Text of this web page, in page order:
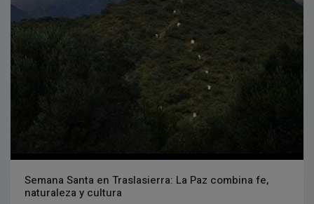
Semana Santa en Traslasierra: La Paz combina fe,
naturaleza y cultura